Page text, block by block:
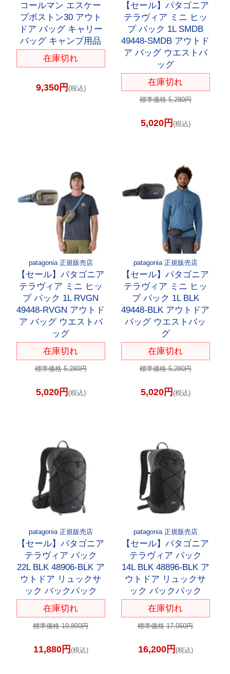
コールマン エスケー
プボストン30 アウト
ドア バッグ キャリー
バッグ キャンプ用品
在庫切れ
9,350円 (税込)
【セール】パタゴニア
テラヴィア ミニ ヒッ
プ パック 1L SMDB
49448-SMDB アウトド
ア バッグ ウエストバ
ッグ
在庫切れ
標準価格 5,280円
5,020円 (税込)
patagonia 正規販売店
【セール】パタゴニア
テラヴィア ミニ ヒッ
プ パック 1L RVGN
49448-RVGN アウトド
ア バッグ ウエストバ
ッグ
在庫切れ
標準価格 5,280円
5,020円 (税込)
patagonia 正規販売店
【セール】パタゴニア
テラヴィア ミニ ヒッ
プ パック 1L BLK
49448-BLK アウトドア
バッグ ウエストバッ
グ
在庫切れ
標準価格 5,280円
5,020円 (税込)
patagonia 正規販売店
【セール】パタゴニア
テラヴィア パック
22L BLK 48906-BLK ア
ウトドア リュックサ
ック バックパック
在庫切れ
標準価格 19,800円
11,880円 (税込)
patagonia 正規販売店
【セール】パタゴニア
テラヴィア パック
14L BLK 48896-BLK ア
ウトドア リュックサ
ック バックパック
在庫切れ
標準価格 17,050円
16,200円 (税込)